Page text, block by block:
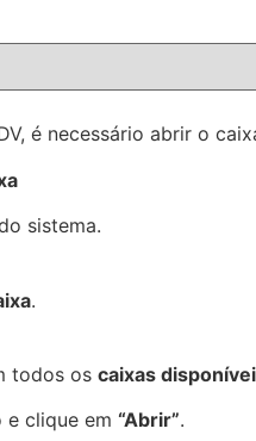
é necessário abrir o
sistema.
.
todos os caixas
e clique em “Abrir”.